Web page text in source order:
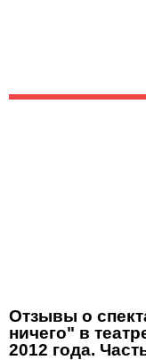
Отзывы о
ничего" в
2012 года.